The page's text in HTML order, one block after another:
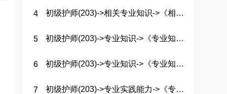
初级护师(203)->相关专业知识->《相关专业知识》重点难点集锦52条
初级护师(203)->专业知识->《专业知识》高频考点重点精析【详细版】
初级护师(203)->专业知识->《专业知识》常用计算公式11条
初级护师(203)->专业实践能力->《专业实践能力》重点难点精选2